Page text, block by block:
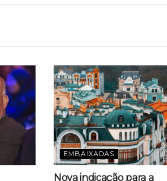
EMBAIXADAS
Nova indicação para a